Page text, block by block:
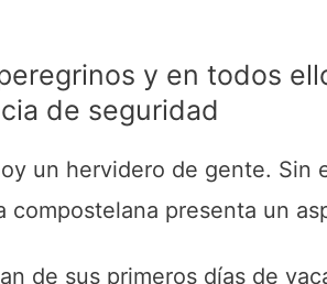
y en todos
de seguridad
un hervidero de gente. Sin
presenta un
de sus primeros días de